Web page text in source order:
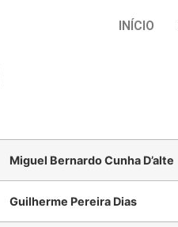
INÍCIO
Miguel Bernardo Cunha D’alte
Guilherme Pereira Dias